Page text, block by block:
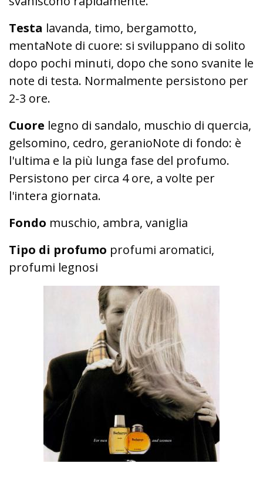
Testa lavanda, timo, bergamotto,
mentaNote di cuore: si sviluppano di solito
dopo pochi minuti, dopo che sono svanite le
note di testa. Normalmente persistono per
2-3 ore.
Cuore legno di sandalo, muschio di quercia,
gelsomino, cedro, geranioNote di fondo: è
l'ultima e la più lunga fase del profumo.
Persistono per circa 4 ore, a volte per
l'intera giornata.
Fondo muschio, ambra, vaniglia
Tipo di profumo profumi aromatici,
profumi legnosi